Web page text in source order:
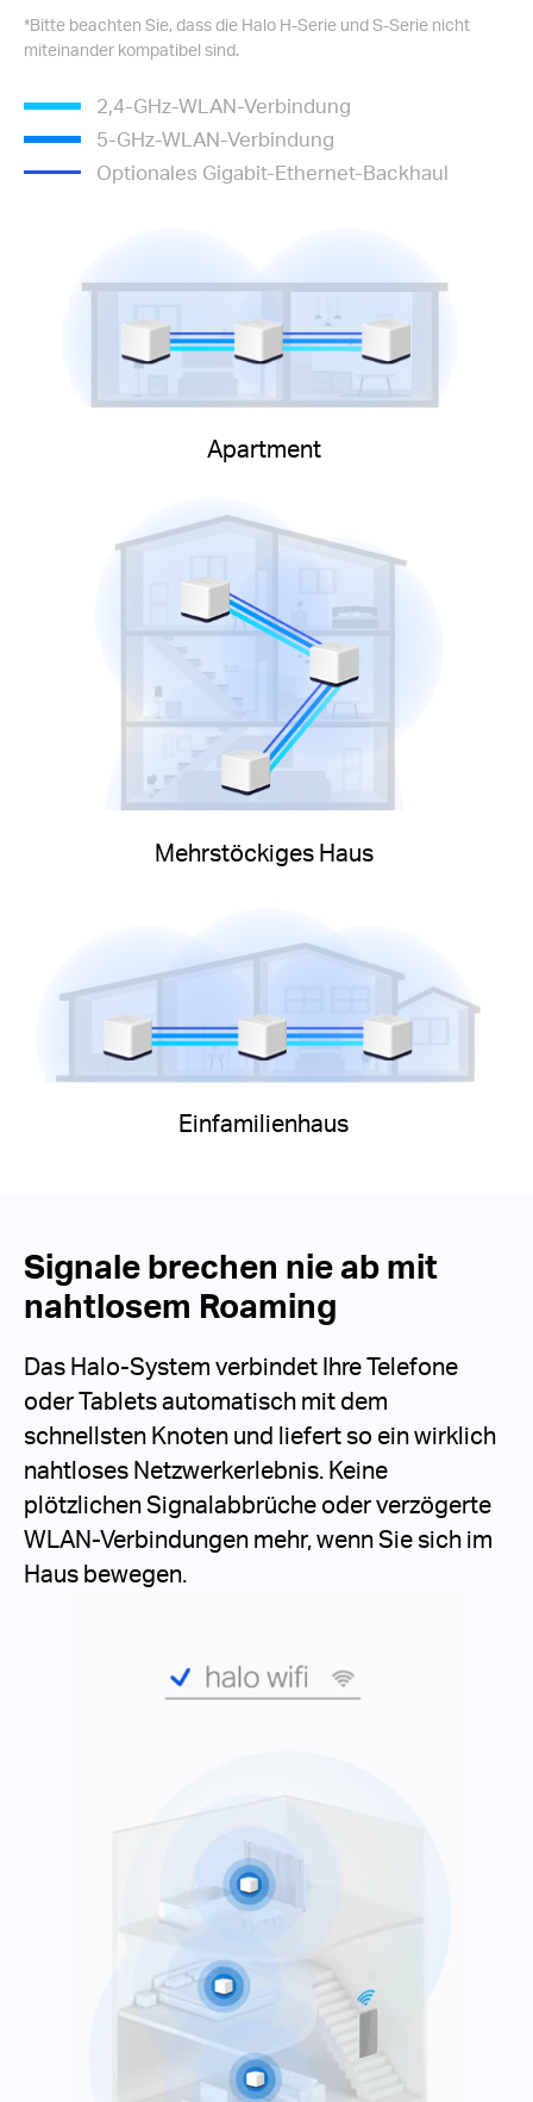
*Bitte beachten Sie, dass die Halo H-Serie und S-Serie nicht
miteinander kompatibel sind.
Apartment
Mehrstöckiges Haus
Einfamilienhaus
2,4-GHz-WLAN-Verbindung
5-GHz-WLAN-Verbindung
Optionales Gigabit-Ethernet-Backhaul
Signale brechen nie ab mit
nahtlosem Roaming
Das Halo-System verbindet Ihre Telefone
oder Tablets automatisch mit dem
schnellsten Knoten und liefert so ein wirklich
nahtloses Netzwerkerlebnis. Keine
plötzlichen Signalabbrüche oder verzögerte
WLAN-Verbindungen mehr, wenn Sie sich im
Haus bewegen.